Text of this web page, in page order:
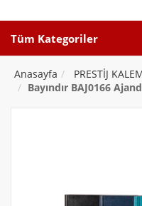
Tüm Kategoriler
Anasayfa PRESTİJ
Bayındır BAJ0166